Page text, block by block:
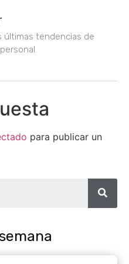
últimas tendencias de
para publicar un